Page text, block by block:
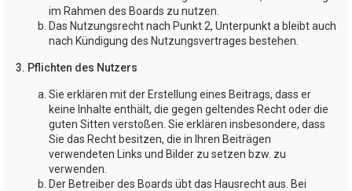
im Rahmen des Boards zu nutzen.
Das Nutzungsrecht nach Punkt 2, Unterpunkt a bleibt auch
nach Kündigung des Nutzungsvertrages bestehen.
3. Pflichten des Nutzers
Sie erklären mit der Erstellung eines Beitrags, dass er
keine Inhalte enthält, die gegen geltendes Recht oder die
guten Sitten verstoßen. Sie erklären insbesondere, dass
Sie das Recht besitzen, die in Ihren Beiträgen
verwendeten Links und Bilder zu setzen bzw. zu
verwenden.
Der Betreiber des Boards übt das Hausrecht aus. Bei